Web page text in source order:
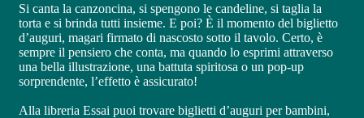
Si canta la canzoncina, si spengono le candeline, si taglia la
torta e si brinda tutti insieme. E poi? È il momento del biglietto
d’auguri, magari firmato di nascosto sotto il tavolo. Certo, è
sempre il pensiero che conta, ma quando lo esprimi attraverso
una bella illustrazione, una battuta spiritosa o un pop-up
sorprendente, l’effetto è assicurato!
Alla libreria Essai puoi trovare biglietti d’auguri per bambini,